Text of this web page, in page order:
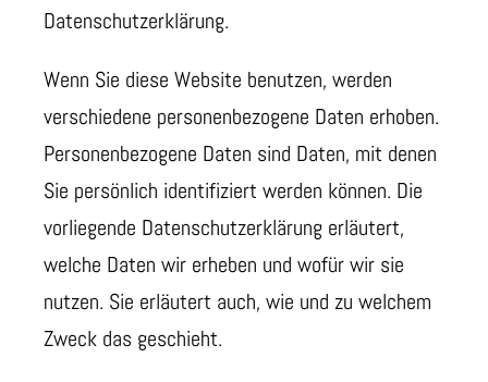
Datenschutzerklärung.
Wenn Sie diese Website benutzen, werden
verschiedene personenbezogene Daten erhoben.
Personenbezogene Daten sind Daten, mit denen
Sie persönlich identifiziert werden können. Die
vorliegende Datenschutzerklärung erläutert,
welche Daten wir erheben und wofür wir sie
nutzen. Sie erläutert auch, wie und zu welchem
Zweck das geschieht.